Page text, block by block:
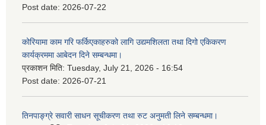
Post date: 2026-07-22
कोरियामा काम गरि फर्किएकाहरुको लागि उद्यमशिलता तथा दिगो एकिकरण
कार्यक्रममा आबेदन दिने सम्बन्धमा।
प्रकाशन मिति: Tuesday, July 21, 2026 - 16:54
Post date: 2026-07-21
तिनपाङ्ग्रे सवारी साधन सूचीकरण तथा रुट अनुमती लिने सम्बन्धमा।